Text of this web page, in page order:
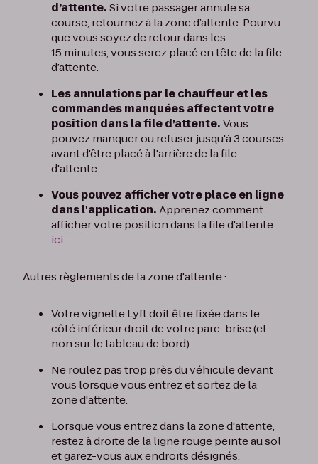
d’attente.Si votre passager annule sa
course, retournez à la zone d’attente. Pourvu
que vous soyez de retour dans les
15 minutes, vous serez placé en tête de la file
d’attente.
Les annulations par le chauffeur et les
commandes manquées affectent votre
position dans la file d’attente.Vous
pouvez manquer ou refuser jusqu'à 3 courses
avant d'être placé à l'arrière de la file
d'attente.
Vous pouvez afficher votre place en ligne
dans l'application.Apprenez comment
afficher votre position dans la file d'attente
ici.
Autres règlements de la zone d'attente :
Votre vignette Lyft doit être fixée dans le
côté inférieur droit de votre pare-brise (et
non sur le tableau de bord).
Ne roulez pas trop près du véhicule devant
vous lorsque vous entrez et sortez de la
zone d'attente.
Lorsque vous entrez dans la zone d'attente,
restez à droite de la ligne rouge peinte au sol
et garez-vous aux endroits désignés.